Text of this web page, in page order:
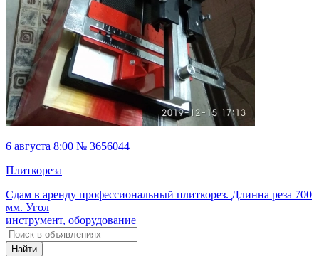
6 августа 8:00 № 3656044
Плиткореза
Сдам в аренду профессиональный плиткорез. Длинна реза 700
мм. Угол
инструмент, оборудование
Найти